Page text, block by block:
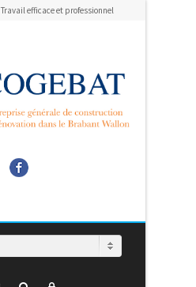
Travail efficace et professionnel